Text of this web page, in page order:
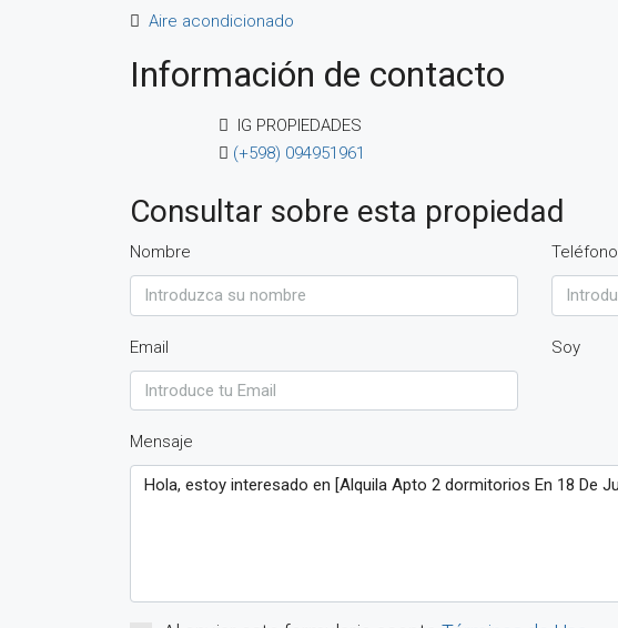
Aire acondicionado
Información de contacto
IG PROPIEDADES
(+598) 094951961
Consultar sobre esta propiedad
Nombre Teléfono
Email Soy
Mensaje